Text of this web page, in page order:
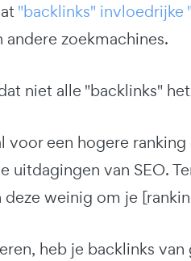
"backlinks" invloedrijke
zoekmachines.
niet alle "backlinks"
voor een hogere
uitdagingen van SEO.
weinig om je
heb je backlinks